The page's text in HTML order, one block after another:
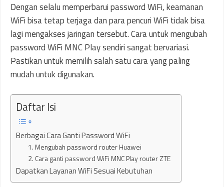
Dengan selalu memperbarui password WiFi, keamanan
WiFi bisa tetap terjaga dan para pencuri WiFi tidak bisa
lagi mengakses jaringan tersebut. Cara untuk mengubah
password WiFi MNC Play sendiri sangat bervariasi.
Pastikan untuk memilih salah satu cara yang paling
mudah untuk digunakan.
Daftar Isi
Berbagai Cara Ganti Password WiFi
1. Mengubah password router Huawei
2. Cara ganti password WiFi MNC Play router ZTE
Dapatkan Layanan WiFi Sesuai Kebutuhan